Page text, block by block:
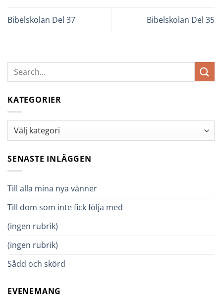
Bibelskolan Del 37 Bibelskolan Del 35
KATEGORIER
Kategorier
SENASTE INLÄGGEN
Till alla mina nya vänner
Till dom som inte fick följa med
(ingen rubrik)
(ingen rubrik)
Sådd och skörd
EVENEMANG